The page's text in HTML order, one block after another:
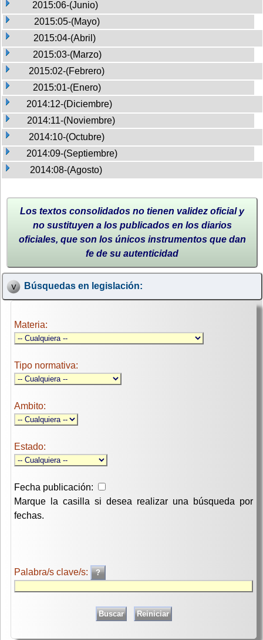
2015:06-(Junio)
2015:05-(Mayo)
2015:04-(Abril)
2015:03-(Marzo)
2015:02-(Febrero)
2015:01-(Enero)
2014:12-(Diciembre)
2014:11-(Noviembre)
2014:10-(Octubre)
2014:09-(Septiembre)
2014:08-(Agosto)
Los textos consolidados no tienen validez oficial y
no sustituyen a los publicados en los diarios
oficiales, que son los únicos instrumentos que dan
fe de su autenticidad
Búsquedas en legislación:
Materia:
Tipo normativa:
Ambito:
Estado:
Fecha publicación:
Marque la casilla si desea realizar una búsqueda por
fechas.
Palabra/s clave/s: